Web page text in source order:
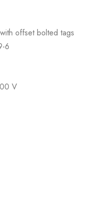
offset bolted tags
6
V